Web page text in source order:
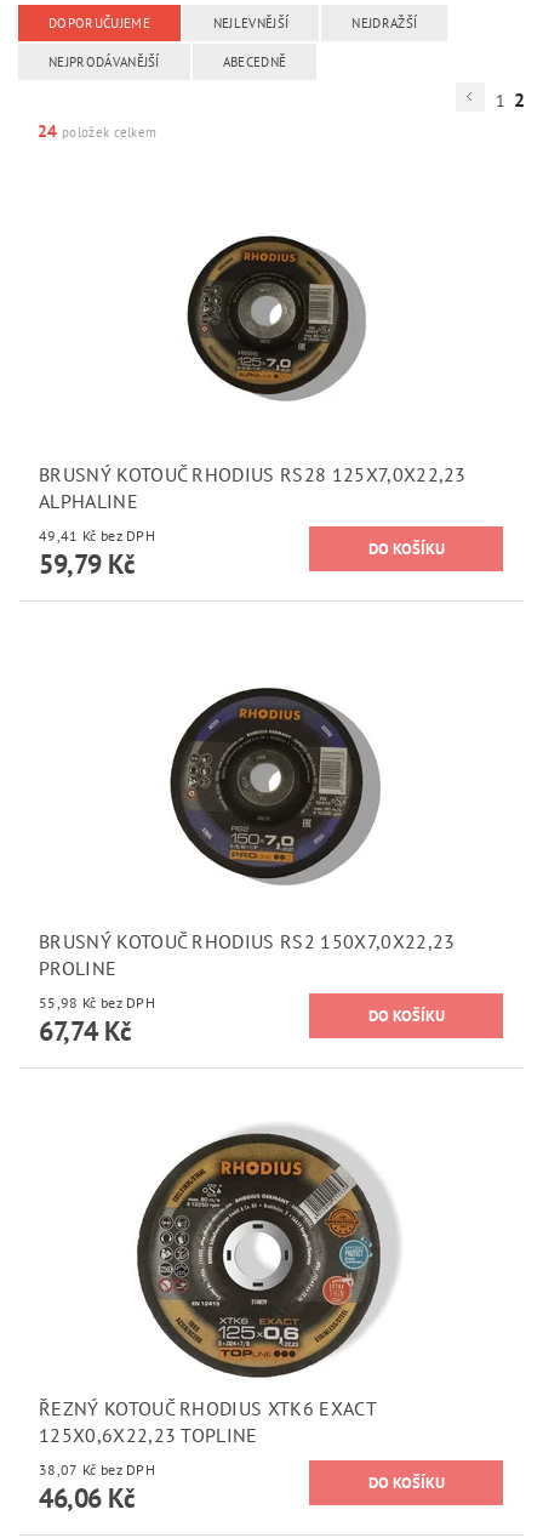
DOPORUČUJEME NEJLEVNĚJŠÍ NEJDRAŽŠÍ
NEJPRODÁVANĚJŠÍ ABECEDNĚ
1 2
24 položek celkem
BRUSNÝ KOTOUČ RHODIUS RS28 125X7,0X22,23
ALPHALINE
49,41 Kč bez DPH
59,79 Kč
BRUSNÝ KOTOUČ RHODIUS RS2 150X7,0X22,23
PROLINE
55,98 Kč bez DPH
67,74 Kč
ŘEZNÝ KOTOUČ RHODIUS XTK6 EXACT
125X0,6X22,23 TOPLINE
38,07 Kč bez DPH
46,06 Kč